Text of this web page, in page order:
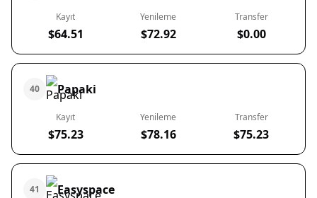
Kayıt
$64.51
Yenileme
$72.92
Transfer
$0.00
40 Papaki
Kayıt
$75.23
Yenileme
$78.16
Transfer
$75.23
41 Easyspace